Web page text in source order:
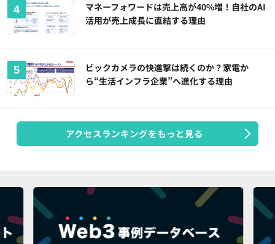
マネーフォワードは売上高が40%増！自社のAI
活用が売上成長に直結する理由
ビックカメラの快進撃は続くのか？家電か
ら“生活インフラ企業”へ進化する理由
アクセスランキングをもっと見る